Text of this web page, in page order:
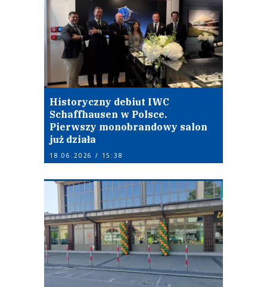
Historyczny debiut IWC
Schaffhausen w Polsce.
Pierwszy monobrandowy salon
już działa
18.06.2026 / 15:38